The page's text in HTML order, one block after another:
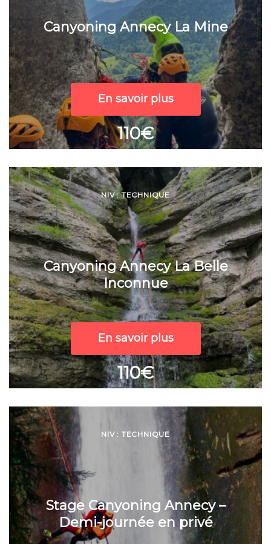
Canyoning Annecy La Mine
En savoir plus
110€
NIV : TECHNIQUE
Canyoning Annecy La Belle
Inconnue
En savoir plus
110€
NIV : TECHNIQUE
Stage Canyoning Annecy –
Demi-journée en privé